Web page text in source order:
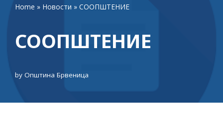
Home » Новости » СООПШТЕНИЕ
СООПШТЕНИЕ
by Општина Брвеница